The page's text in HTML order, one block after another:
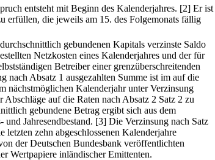
entsteht mit Beginn des Kalenderjahres. [2] Er ist
erfüllen, die jeweils am 15. des Folgemonats fällig
gebundenen Kapitals verzinste Saldo
Netzkosten eines Kalenderjahres und der für
Betreiber einer grenzüberschreitenden
nach Absatz 1 ausgezahlten Summe ist im auf die
nächstmöglichen Kalenderjahr unter Verzinsung
auf die Raten nach Absatz 2 Satz 2 zu
gebundene Betrag ergibt sich aus dem
Jahresendbestand. [3] Die Verzinsung nach Satz
letzten zehn abgeschlossenen Kalenderjahre
der Deutschen Bundesbank veröffentlichten
Wertpapiere inländischer Emittenten.